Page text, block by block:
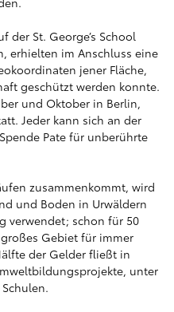
der St. George’s School
erhielten im Anschluss eine
jener Fläche,
geschützt werden konnte.
und Oktober in Berlin,
Jeder kann sich an der
Pate für unberührte
zusammenkommt, wird
und Boden in Urwäldern
verwendet; schon für 50
Gebiet für immer
der Gelder fließt in
unter